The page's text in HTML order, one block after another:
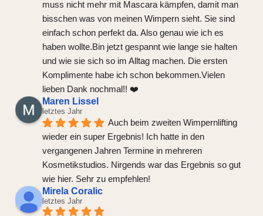
muss nicht mehr mit Mascara kämpfen, damit man
bisschen was von meinen Wimpern sieht. Sie sind
einfach schon perfekt da. Also genau wie ich es
haben wollte.Bin jetzt gespannt wie lange sie halten
und wie sie sich so im Alltag machen. Die ersten
Komplimente habe ich schon bekommen.Vielen
lieben Dank nochmal!! ❤️
Maren Lissel
letztes Jahr
Auch beim zweiten Wimpernlifting
wieder ein super Ergebnis! Ich hatte in den
vergangenen Jahren Termine in mehreren
Kosmetikstudios. Nirgends war das Ergebnis so gut
wie hier. Sehr zu empfehlen!
Mirela Coralic
letztes Jahr